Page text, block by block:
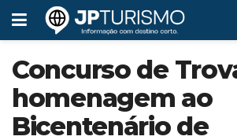
Concurso de
homenagem ao
Bicentenário de